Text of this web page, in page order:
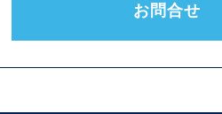
お問合せ